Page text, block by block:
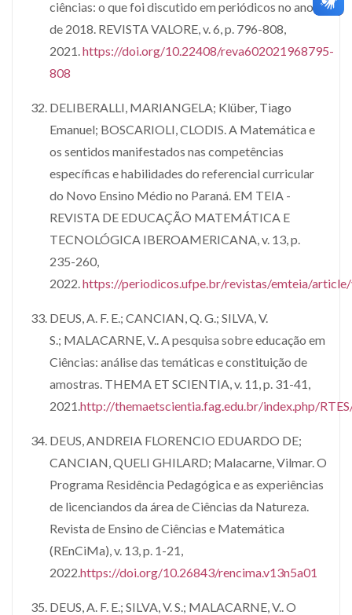
ciências: o que foi discutido em periódicos no ano
de 2018. REVISTA VALORE, v. 6, p. 796-808,
2021.https://doi.org/10.22408/reva602021968795-
808
DELIBERALLI, MARIANGELA; Klüber, Tiago
Emanuel; BOSCARIOLI, CLODIS. A Matemática e
os sentidos manifestados nas competências
específicas e habilidades do referencial curricular
do Novo Ensino Médio no Paraná. EM TEIA -
REVISTA DE EDUCAÇÃO MATEMÁTICA E
TECNOLÓGICA IBEROAMERICANA, v. 13, p.
235-260,
2022.https://periodicos.ufpe.br/revistas/emteia/
DEUS, A. F. E.; CANCIAN, Q. G.; SILVA, V.
S.; MALACARNE, V.. A pesquisa sobre educação em
Ciências: análise das temáticas e constituição de
amostras. THEMA ET SCIENTIA, v. 11, p. 31-41,
2021.http://themaetscientia.fag.edu.br/index.php/
DEUS, ANDREIA FLORENCIO EDUARDO DE;
CANCIAN, QUELI GHILARD; Malacarne, Vilmar. O
Programa Residência Pedagógica e as experiências
de licenciandos da área de Ciências da Natureza.
Revista de Ensino de Ciências e Matemática
(REnCiMa), v. 13, p. 1-21,
2022.https://doi.org/10.26843/rencima.v13n5a01
DEUS, A. F. E.; SILVA, V. S.; MALACARNE, V.. O